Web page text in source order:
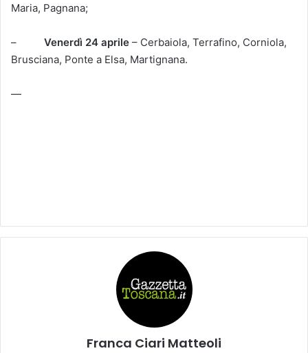
Maria, Pagnana;
– Venerdì 24 aprile – Cerbaiola, Terrafino, Corniola,
Brusciana, Ponte a Elsa, Martignana.
—
Franca Ciari Matteoli